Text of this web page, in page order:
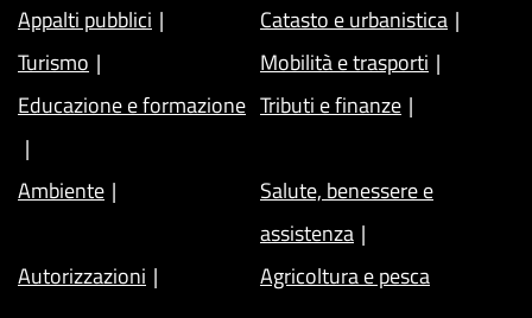
Appalti pubblici
Catasto e urbanistica
Turismo
Mobilità e trasporti
Educazione e formazione Tributi e finanze
Ambiente
Salute, benessere e
assistenza
Autorizzazioni
Agricoltura e pesca